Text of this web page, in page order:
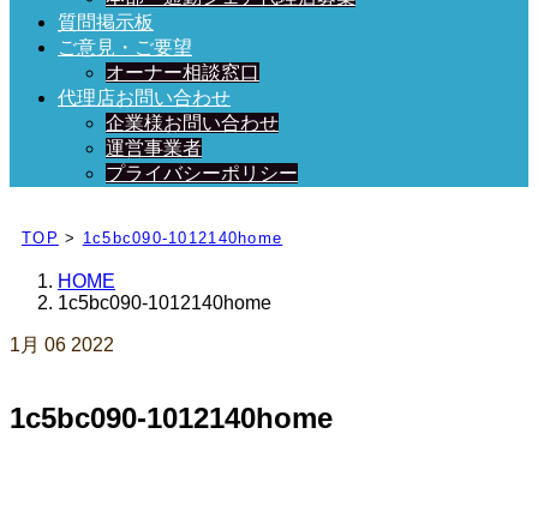
質問掲示板
ご意見・ご要望
オーナー相談窓口
代理店お問い合わせ
企業様お問い合わせ
運営事業者
プライバシーポリシー
TOP > 1c5bc090-1012140home
HOME
1c5bc090-1012140home
1月 06 2022
1c5bc090-1012140home